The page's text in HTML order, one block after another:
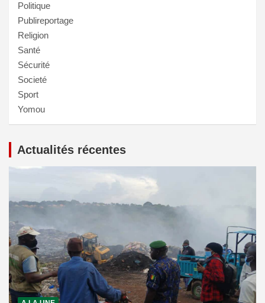
Politique
Publireportage
Religion
Santé
Sécurité
Societé
Sport
Yomou
Actualités récentes